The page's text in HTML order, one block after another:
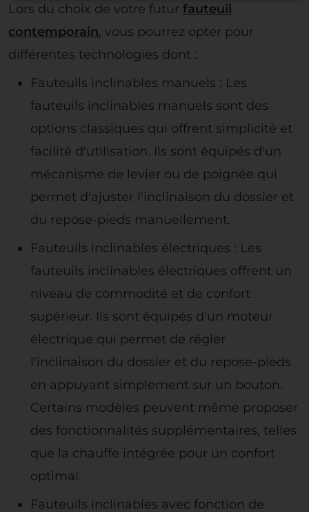
Lors du choix de votre futur fauteuil
contemporain, vous pourrez opter pour
différentes technologies dont :
Fauteuils inclinables manuels : Les
fauteuils inclinables manuels sont des
options classiques qui offrent simplicité et
facilité d'utilisation. Ils sont équipés d'un
mécanisme de levier ou de poignée qui
permet d'ajuster l'inclinaison du dossier et
du repose-pieds manuellement.
Fauteuils inclinables électriques : Les
fauteuils inclinables électriques offrent un
niveau de commodité et de confort
supérieur. Ils sont équipés d'un moteur
électrique qui permet de régler
l'inclinaison du dossier et du repose-pieds
en appuyant simplement sur un bouton.
Certains modèles peuvent même proposer
des fonctionnalités supplémentaires, telles
que la chauffe intégrée pour un confort
optimal.
Fauteuils inclinables avec fonction de